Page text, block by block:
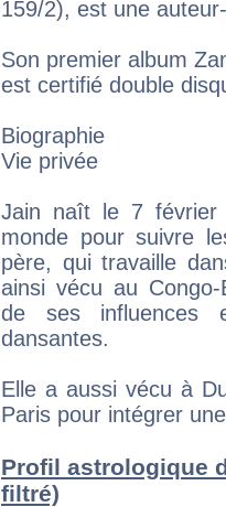
159/2), est une
Son premier album
est certifié double
Biographie
Vie privée
Jain naît le 7 février
monde pour suivre
père, qui travaille
ainsi vécu au
de ses influences
dansantes.
Elle a aussi vécu à
Paris pour intégrer
Profil astrologique
filtré)